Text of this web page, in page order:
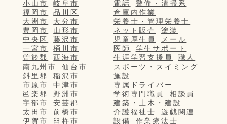
小山市
岐阜市
福岡市
品川区
大洲市
大分市
豊岡市
山形市
中央区
藤沢市
一宮市
桶川市
曽於郡
西海市
南九州市
仙台市
斜里郡
稲沢市
市原市
中津市
邑楽郡
野洲市
宇部市
安芸郡
太田市
前橋市
伊賀市
臼杵市
電話
警備・清掃系
倉庫内作業
栄養士・管理栄養士
ネット販売
塗装
児童厚生員
メール
医師
学生サポート
生涯学習支援員
職人
スポーツ・スイミング
施設
専属ドライバー
学術専門職員
相談員
建築・土木・建設
介護福祉士
遊戯関連
設備
作業療法士